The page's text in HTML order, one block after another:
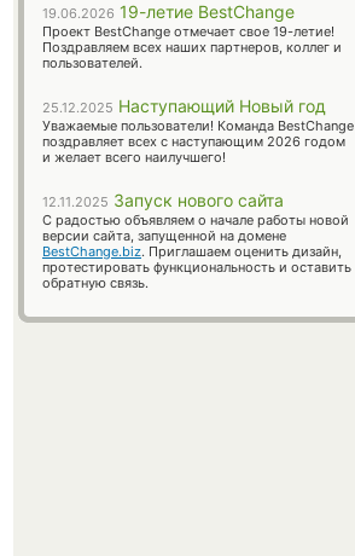
19.06.2026 19-летие BestChange
Проект BestChange отмечает свое 19-летие!
Поздравляем всех наших партнеров, коллег и
пользователей.
25.12.2025 Наступающий Новый год
Уважаемые пользователи! Команда BestChange
поздравляет всех с наступающим 2026 годом
и желает всего наилучшего!
12.11.2025 Запуск нового сайта
С радостью объявляем о начале работы новой
версии сайта, запущенной на домене
BestChange.biz. Приглашаем оценить дизайн,
протестировать функциональность и оставить
обратную связь.